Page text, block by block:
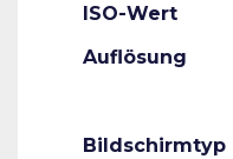
ISO-Wert
Auflösung
Bildschirmtyp